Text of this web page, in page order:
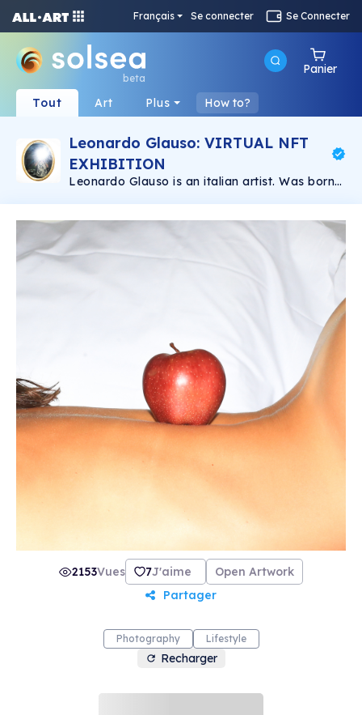
Français Se connecter Se Connecter
beta
Panier
Tout Art Plus How to?
Leonardo Glauso: VIRTUAL NFT
EXHIBITION
Leonardo Glauso is an italian artist. Was born
Design and has studied Photography in
Florence for a year. He got into fashion
photography and he has improved since then.
At the moment he lives and works in Florence
where he is envolved in different creative
projects and collaborations.
2153Vues 7J'aime
Open Artwork
Partager
Photography Lifestyle
Recharger